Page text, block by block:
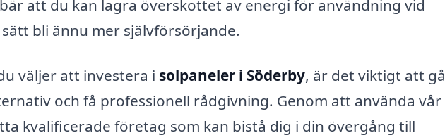
att du kan lagra överskottet av energi för användning vid
bli ännu mer självförsörjande.
väljer att investera i solpaneler i Söderby, är det viktigt att gå
och få professionell rådgivning. Genom att använda vår
kvalificerade företag som kan bistå dig i din övergång till